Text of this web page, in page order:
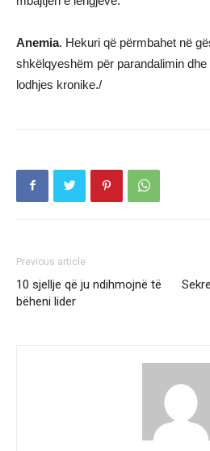
Anemia. Hekuri që përmbahet në
shkëlqyeshëm për parandalimin
lodhjes kronike./
Previous article
10 sjellje që ju ndihmojnë të
bëheni lider